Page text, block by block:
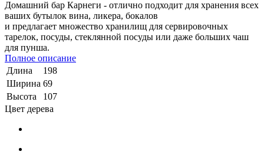
Домашний бар Карнеги - отлично подходит для хранения всех
ваших бутылок вина, ликера, бокалов
и предлагает множество хранилищ для сервировочных
тарелок, посуды, стеклянной посуды или даже больших чаш
для пунша.
Полное описание
Длина
198
Ширина 69
Высота
107
Цвет дерева